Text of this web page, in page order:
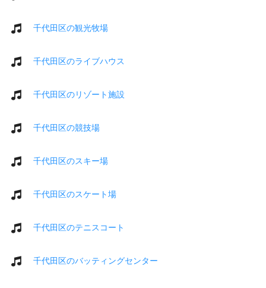
千代田区の観光牧場
千代田区のライブハウス
千代田区のリゾート施設
千代田区の競技場
千代田区のスキー場
千代田区のスケート場
千代田区のテニスコート
千代田区のバッティングセンター